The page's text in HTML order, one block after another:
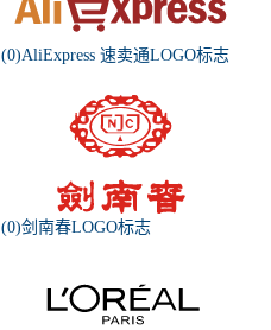
(0)AliExpress 速卖通LOGO标志
(0)剑南春LOGO标志